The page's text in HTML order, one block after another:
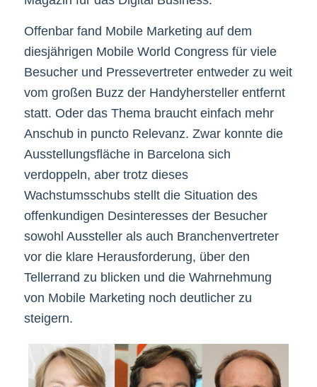
Offenbar fand Mobile Marketing auf dem
diesjährigen Mobile World Congress für viele
Besucher und Pressevertreter entweder zu weit
vom großen Buzz der Handyhersteller entfernt
statt. Oder das Thema braucht einfach mehr
Anschub in puncto Relevanz. Zwar konnte die
Ausstellungsfläche in Barcelona sich
verdoppeln, aber trotz dieses
Wachstumsschubs stellt die Situation des
offenkundigen Desinteresses der Besucher
sowohl Aussteller als auch Branchenvertreter
vor die klare Herausforderung, über den
Tellerrand zu blicken und die Wahrnehmung
von Mobile Marketing noch deutlicher zu
steigern.